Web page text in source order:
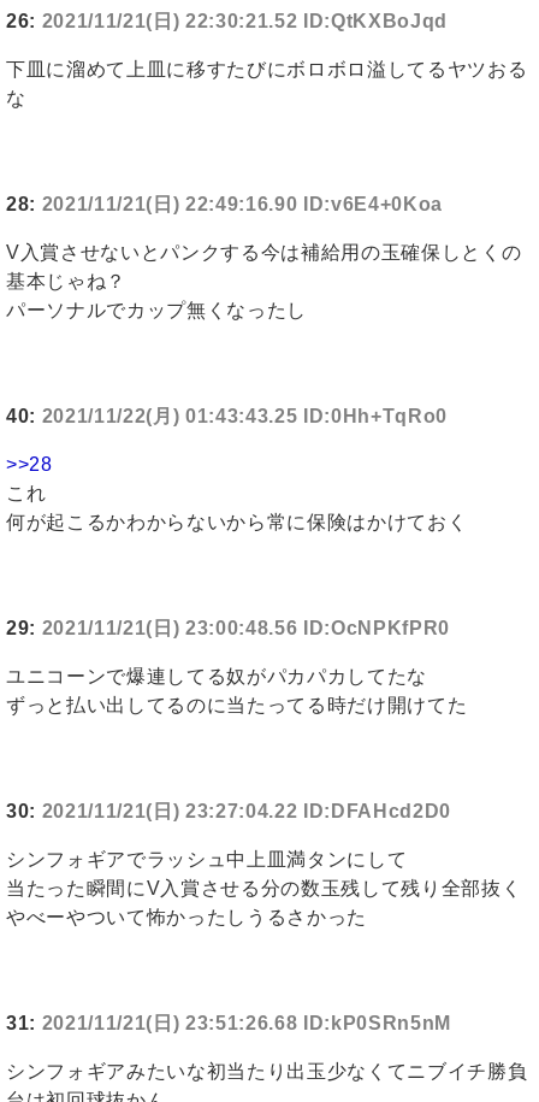
26: 2021/11/21(日) 22:30:21.52 ID:QtKXBoJqd
下皿に溜めて上皿に移すたびにボロボロ溢してるヤツおる
な
28: 2021/11/21(日) 22:49:16.90 ID:v6E4+0Koa
V入賞させないとパンクする今は補給用の玉確保しとくの
基本じゃね？
パーソナルでカップ無くなったし
40: 2021/11/22(月) 01:43:43.25 ID:0Hh+TqRo0
>>28
これ
何が起こるかわからないから常に保険はかけておく
29: 2021/11/21(日) 23:00:48.56 ID:OcNPKfPR0
ユニコーンで爆連してる奴がパカパカしてたな
ずっと払い出してるのに当たってる時だけ開けてた
30: 2021/11/21(日) 23:27:04.22 ID:DFAHcd2D0
シンフォギアでラッシュ中上皿満タンにして
当たった瞬間にV入賞させる分の数玉残して残り全部抜く
やべーやついて怖かったしうるさかった
31: 2021/11/21(日) 23:51:26.68 ID:kP0SRn5nM
シンフォギアみたいな初当たり出玉少なくてニブイチ勝負